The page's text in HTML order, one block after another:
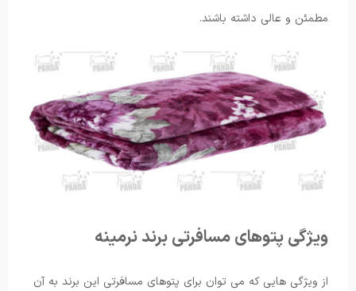
مطمئن و عالی داشته باشند.
ویژگی پتوهای مسافرتی برند نرمینه
از ویژگی هایی که می توان برای پتوهای مسافرتی این برند به آن